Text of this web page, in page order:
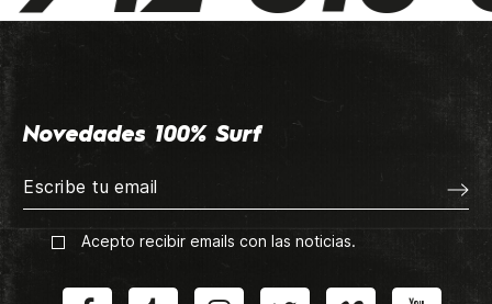
Novedades 100% Surf
Acepto recibir emails con las noticias.